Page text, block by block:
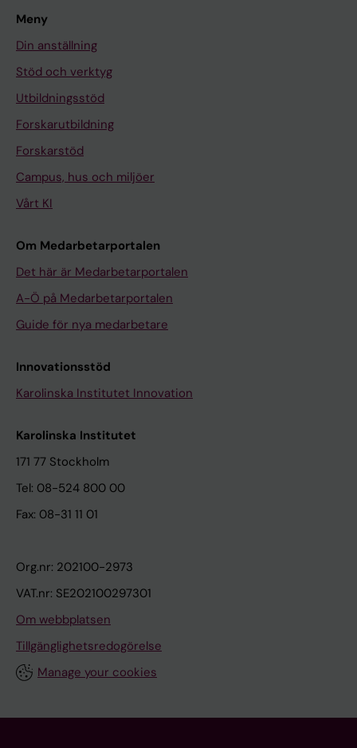
Meny
Din anställning
Stöd och verktyg
Utbildningsstöd
Forskarutbildning
Forskarstöd
Campus, hus och miljöer
Vårt KI
Om Medarbetarportalen
Det här är Medarbetarportalen
A-Ö på Medarbetarportalen
Guide för nya medarbetare
Innovationsstöd
Karolinska Institutet Innovation
Karolinska Institutet
171 77 Stockholm
Tel: 08-524 800 00
Fax: 08-31 11 01
Org.nr: 202100-2973
VAT.nr: SE202100297301
Om webbplatsen
Tillgänglighetsredogörelse
Manage your cookies